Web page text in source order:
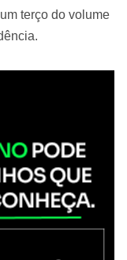
terço do volume